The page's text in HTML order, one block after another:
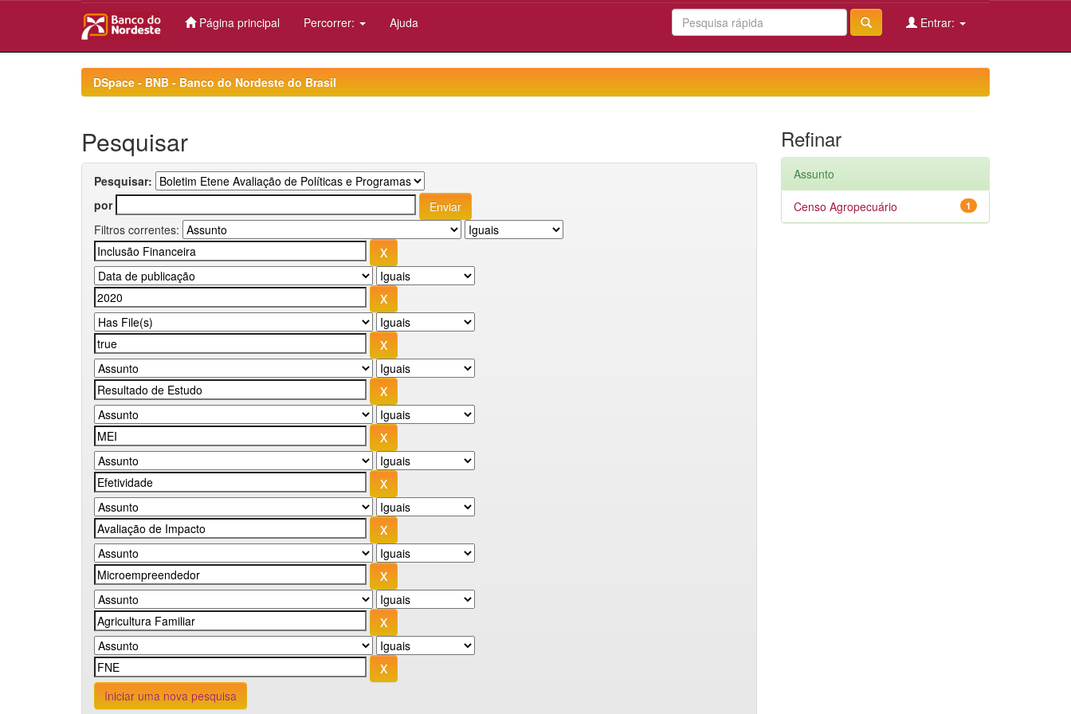
Página principal Percorrer: Ajuda Entrar:
DSpace - BNB - Banco do Nordeste do Brasil
Pesquisar
Pesquisar:
por
Filtros correntes:
Iniciar uma nova pesquisa
Refinar
Assunto
1
Censo Agropecuário